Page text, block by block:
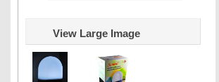
View Large Image